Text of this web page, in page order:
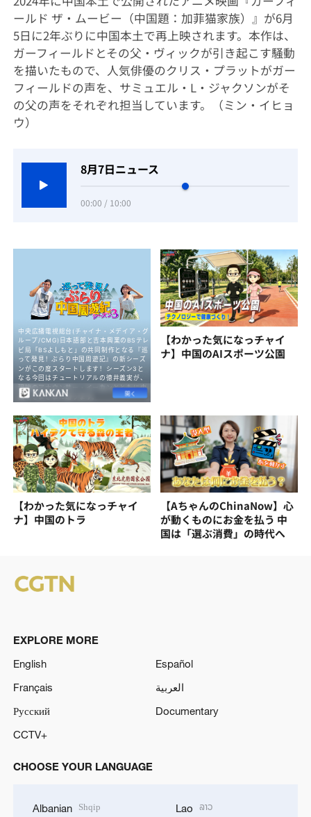
ールド ザ・ムービー（中国題：加菲猫家族）』が6月
5日に2年ぶりに中国本土で再上映されます。本作は、
ガーフィールドとその父・ヴィックが引き起こす騒動
を描いたもので、人気俳優のクリス・プラットがガー
フィールドの声を、サミュエル・L・ジャクソンがそ
の父の声をそれぞれ担当しています。（ミン・イヒョ
ウ）
8月7日ニュース
00:00 / 10:00
【わかった気になっチャイ
ナ】中国のAIスポーツ公園
【わかった気になっチャイ
ナ】中国のトラ
【AちゃんのChinaNow】心
が動くものにお金を払う 中
国は「選ぶ消費」の時代へ
EXPLORE MORE
English
Español
Français
العربية
Русский
Documentary
CCTV+
CHOOSE YOUR LANGUAGE
Albanian Shqip Lao ລາວ